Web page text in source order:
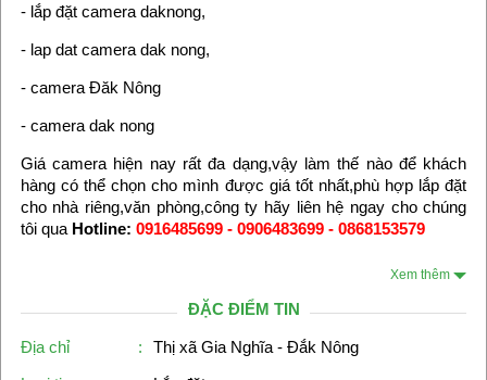
- lắp đặt camera daknong,
- lap dat camera dak nong,
- camera Đăk Nông
- camera dak nong
Giá camera hiện nay rất đa dạng,vậy làm thế nào để khách
hàng có thể chọn cho mình được giá tốt nhất,phù hợp lắp đặt
cho nhà riêng,văn phòng,công ty hãy liên hệ ngay cho chúng
tôi qua Hotline: 0916485699 - 0906483699 - 0868153579
Xem thêm
ĐẶC ĐIỂM TIN
Địa chỉ :
Thị xã Gia Nghĩa - Đắk Nông